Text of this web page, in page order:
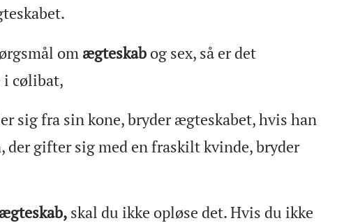
om ægteskab og sex, så er det
i cølibat,
sig fra sin kone, bryder ægteskabet, hvis han
der gifter sig med en fraskilt kvinde, bryder
ægteskab,skal du ikke opløse det. Hvis du ikke